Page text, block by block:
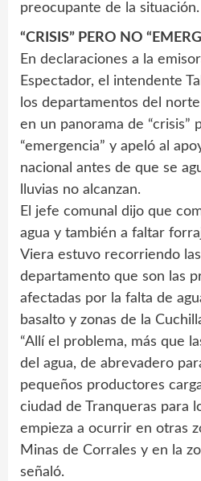
preocupante de la situación.
“CRISIS” PERO NO
En declaraciones a la
Espectador, el intendente
los departamentos del
en un panorama de “crisis”
“emergencia” y apeló al
nacional antes de que se
lluvias no alcanzan.
El jefe comunal dijo que
agua y también a faltar
Viera estuvo recorriendo las
departamento que son las
afectadas por la falta de
basalto y zonas de la
“Allí el problema, más que
del agua, de abrevadero
pequeños productores
ciudad de Tranqueras para
empieza a ocurrir en otras
Minas de Corrales y en la
señaló.